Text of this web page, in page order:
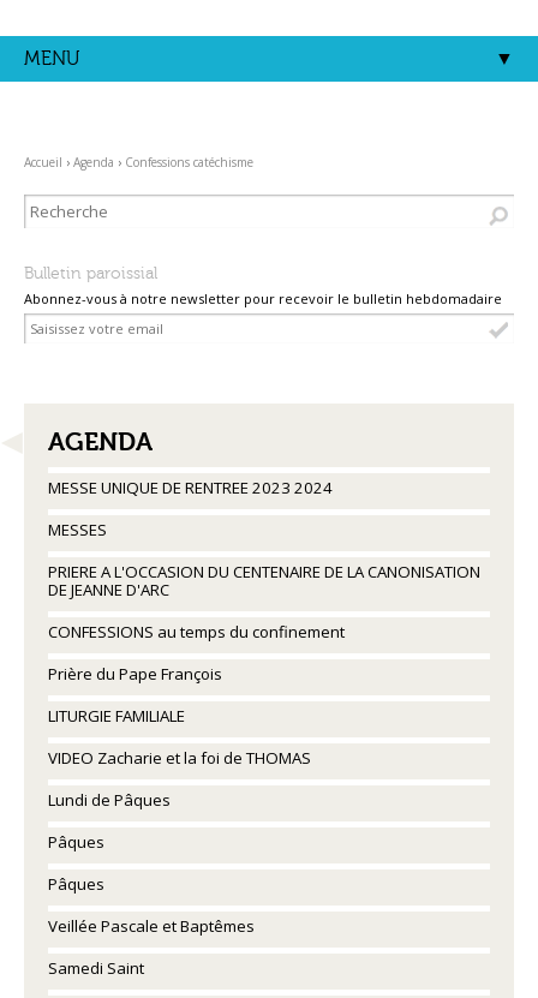
contenu.
|
MENU
Accueil › Agenda › Confessions catéchisme
Bulletin paroissial
Abonnez-vous à notre newsletter pour recevoir le bulletin hebdomadaire
NAVIGATION
AGENDA
MESSE UNIQUE DE RENTREE 2023 2024
MESSES
PRIERE A L'OCCASION DU CENTENAIRE DE LA CANONISATION
DE JEANNE D'ARC
CONFESSIONS au temps du confinement
Prière du Pape François
LITURGIE FAMILIALE
VIDEO Zacharie et la foi de THOMAS
Lundi de Pâques
Pâques
Pâques
Veillée Pascale et Baptêmes
Samedi Saint